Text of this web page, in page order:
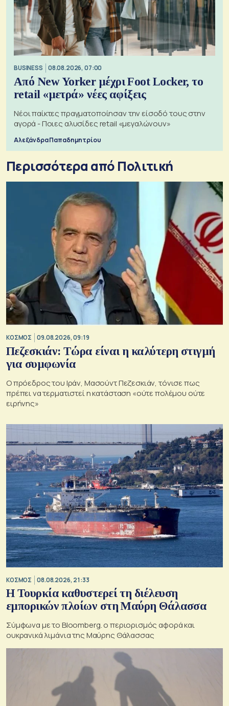
BUSINESS 08.08.2026, 07:00
Από New Yorker μέχρι Foot Locker, το
retail «μετρά» νέες αφίξεις
Νέοι παίκτες πραγματοποίησαν την είσοδό τους στην
αγορά - Ποιες αλυσίδες retail «μεγαλώνουν»
Αλεξάνδρα Παπαδημητρίου
Περισσότερα από Πολιτική
ΚΟΣΜΟΣ 09.08.2026, 09:19
Πεζεσκιάν: Τώρα είναι η καλύτερη στιγμή
για συμφωνία
Ο πρόεδρος του Ιράν, Μασούντ Πεζεσκιάν, τόνισε πως
πρέπει να τερματιστεί η κατάσταση «ούτε πολέμου ούτε
ειρήνης»
ΚΟΣΜΟΣ 08.08.2026, 21:33
Η Τουρκία καθυστερεί τη διέλευση
εμπορικών πλοίων στη Μαύρη Θάλασσα
Σύμφωνα με το Bloomberg. ο περιορισμός αφορά και
ουκρανικά λιμάνια της Μαύρης Θάλασσας